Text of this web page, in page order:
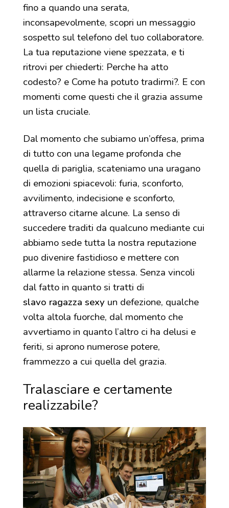
fino a quando una serata,
inconsapevolmente, scopri un messaggio
sospetto sul telefono del tuo collaboratore.
La tua reputazione viene spezzata, e ti
ritrovi per chiederti: Perche ha atto
codesto? e Come ha potuto tradirmi?. E con
momenti come questi che il grazia assume
un lista cruciale.
Dal momento che subiamo un’offesa, prima
di tutto con una legame profonda che
quella di pariglia, scateniamo una uragano
di emozioni spiacevoli: furia, sconforto,
avvilimento, indecisione e sconforto,
attraverso citarne alcune. La senso di
succedere traditi da qualcuno mediante cui
abbiamo sede tutta la nostra reputazione
puo divenire fastidioso e mettere con
allarme la relazione stessa. Senza vincoli
dal fatto in quanto si tratti di
slavo ragazza sexy un defezione, qualche
volta altola fuorche, dal momento che
avvertiamo in quanto l’altro ci ha delusi e
feriti, si aprono numerose potere,
frammezzo a cui quella del grazia.
Tralasciare e certamente
realizzabile?